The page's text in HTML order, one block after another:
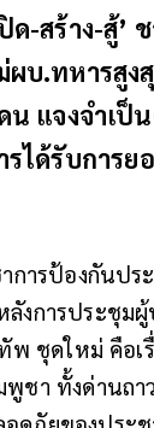
ด-สร้าง-สู้
บ.ทหารสูง
แจงจำเป็
ได้รับการย
การป้องกันป
ลังการประชุ
พ ชุดใหม่ คือ
ชา ทั้งด่านถา